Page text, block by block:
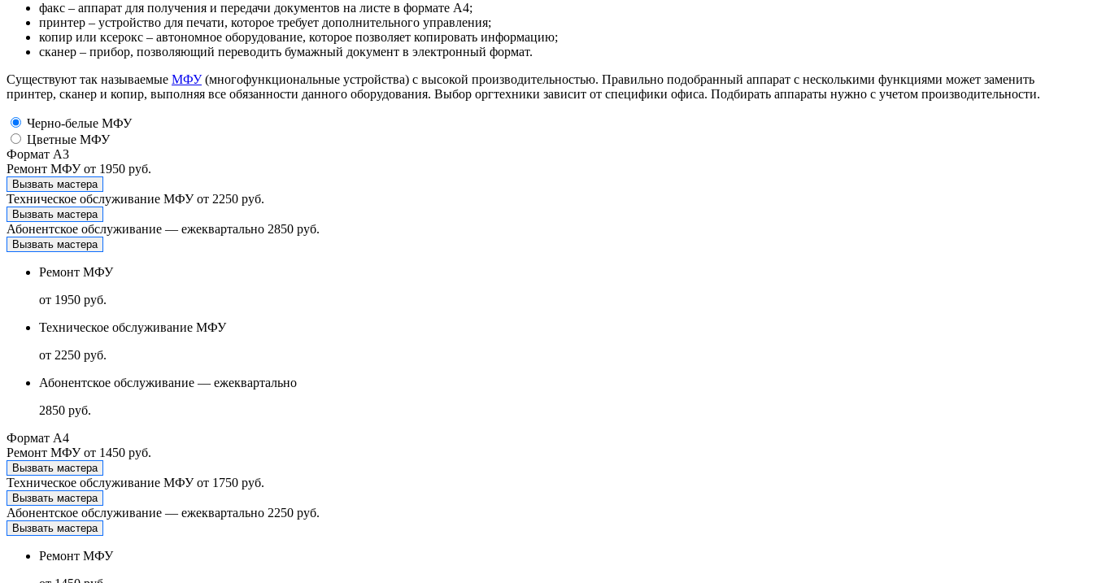
факс – аппарат для получения и передачи документов на листе в формате А4;
принтер – устройство для печати, которое требует дополнительного управления;
копир или ксерокс – автономное оборудование, которое позволяет копировать информацию;
сканер – прибор, позволяющий переводить бумажный документ в электронный формат.
Существуют так называемые МФУ(многофункциональные устройства) с высокой производительностью. Правильно подобранный аппарат с несколькими функциями может заменить
принтер, сканер и копир, выполняя все обязанности данного оборудования. Выбор оргтехники зависит от специфики офиса. Подбирать аппараты нужно с учетом производительности.
Черно-белые МФУ
Цветные МФУ
Формат А3
Ремонт МФУот 1950 руб.
Вызвать мастера
Техническое обслуживание МФУот 2250 руб.
Вызвать мастера
Абонентское обслуживание — ежеквартально 2850 руб.
Вызвать мастера
Ремонт МФУ
от 1950 руб.
Техническое обслуживание МФУ
от 2250 руб.
Абонентское обслуживание — ежеквартально
2850 руб.
Формат А4
Ремонт МФУот 1450 руб.
Вызвать мастера
Техническое обслуживание МФУот 1750 руб.
Вызвать мастера
Абонентское обслуживание — ежеквартально 2250 руб.
Вызвать мастера
Ремонт МФУ